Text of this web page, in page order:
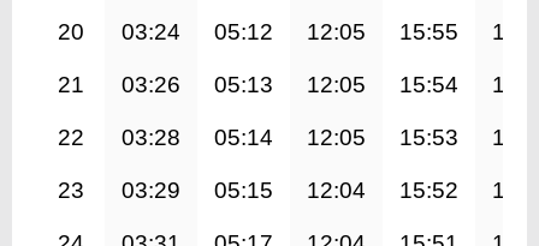
20 03:24 05:12 12:05 15:55
21 03:26 05:13 12:05 15:54
22 03:28 05:14 12:05 15:53
23 03:29 05:15 12:04 15:52